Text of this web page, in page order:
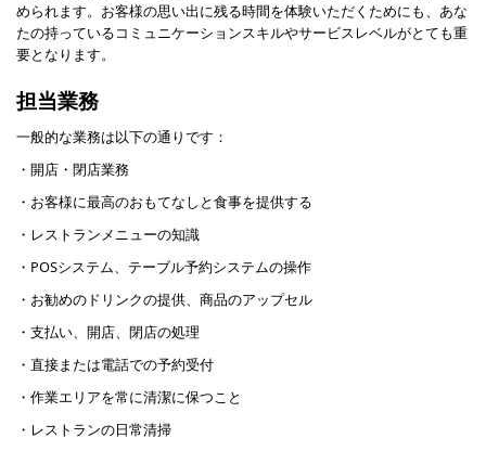
められます。お客様の思い出に残る時間を体験いただくためにも、あな
たの持っているコミュニケーションスキルやサービスレベルがとても重
要となります。
担当業務
一般的な業務は以下の通りです：
・開店・閉店業務
・お客様に最高のおもてなしと食事を提供する
・レストランメニューの知識
・POSシステム、テーブル予約システムの操作
・お勧めのドリンクの提供、商品のアップセル
・支払い、開店、閉店の処理
・直接または電話での予約受付
・作業エリアを常に清潔に保つこと
・レストランの日常清掃